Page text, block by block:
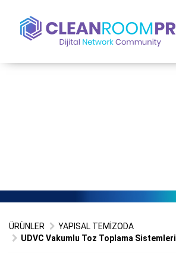
ÜRÜNLER
YAPISAL TEMİZODA
UDVC Vakumlu Toz Toplama Sistemleri